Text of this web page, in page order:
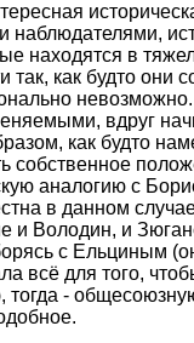
наблюдателями,
находятся в
так, как будто они
вдруг
как будто
собственное
аналогию с
в данном
и Володин, и
с Ельциным
всё для того,
-